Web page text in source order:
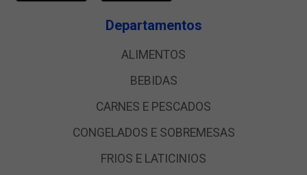
Departamentos
ALIMENTOS
BEBIDAS
CARNES E PESCADOS
CONGELADOS E SOBREMESAS
FRIOS E LATICINIOS